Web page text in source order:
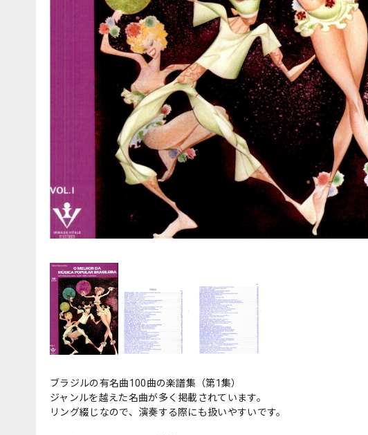
ブラジルの有名曲100曲の楽譜集（第1集）
ジャンルを越えた名曲が多く掲載されています。
リング綴じなので、演奏する際にも扱いやすいです。